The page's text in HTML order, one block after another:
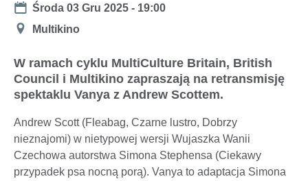
Date
Środa 03 Gru 2025 - 19:00
Miejsce
Multikino
W ramach cyklu MultiCulture Britain, British
Council i Multikino zapraszają na retransmisję
spektaklu Vanya z Andrew Scottem.
Andrew Scott (Fleabag, Czarne lustro, Dobrzy
nieznajomi) w nietypowej wersji Wujaszka Wanii
Czechowa autorstwa Simona Stephensa (Ciekawy
przypadek psa nocną porą). Vanya to adaptacja Simona